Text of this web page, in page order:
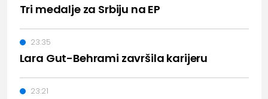
Tri medalje za Srbiju na EP
Lara Gut-Behrami završila karijeru
23:35
23:21